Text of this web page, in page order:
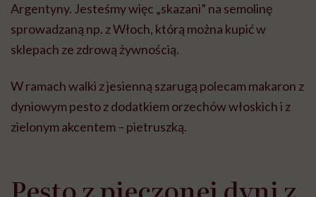
Argentyny. Jesteśmy więc „skazani” na semolinę
sprowadzaną np. z Włoch, którą można kupić w
sklepach ze zdrową żywnością.
W ramach walki z jesienną szarugą polecam makaron z
dyniowym pesto z dodatkiem orzechów włoskich i z
zielonym akcentem – pietruszką.